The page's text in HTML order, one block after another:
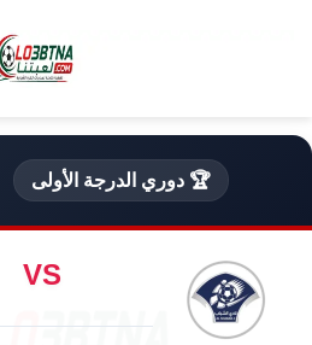
🏆 دوري الدرجة الأولى
VS